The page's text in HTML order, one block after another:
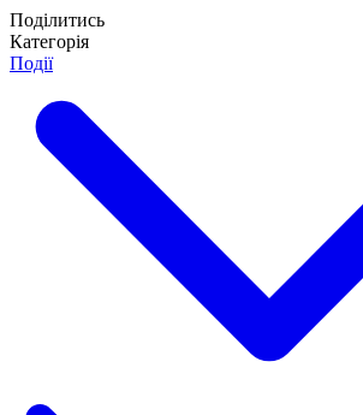
Поділитись
Категорія
Події